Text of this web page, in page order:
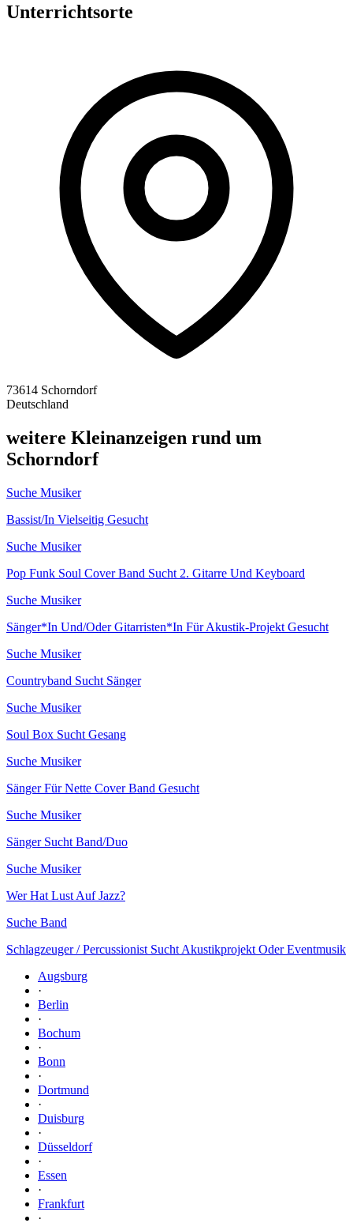
Unterrichtsorte
73614 Schorndorf
Deutschland
weitere Kleinanzeigen rund um
Schorndorf
Suche Musiker
Bassist/In Vielseitig Gesucht
Suche Musiker
Pop Funk Soul Cover Band Sucht 2. Gitarre Und Keyboard
Suche Musiker
Sänger*In Und/Oder Gitarristen*In Für Akustik-Projekt Gesucht
Suche Musiker
Countryband Sucht Sänger
Suche Musiker
Soul Box Sucht Gesang
Suche Musiker
Sänger Für Nette Cover Band Gesucht
Suche Musiker
Sänger Sucht Band/Duo
Suche Musiker
Wer Hat Lust Auf Jazz?
Suche Band
Schlagzeuger / Percussionist Sucht Akustikprojekt Oder Eventmusik
Augsburg
·
Berlin
·
Bochum
·
Bonn
·
Dortmund
·
Duisburg
·
Düsseldorf
·
Essen
·
Frankfurt
·